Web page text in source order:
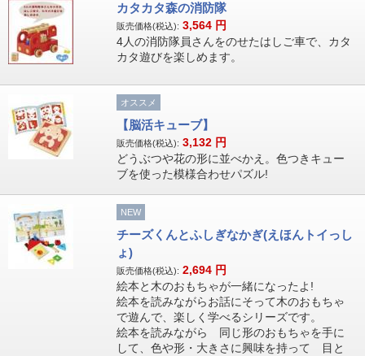
カタカタ森の消防隊
販売価格(税込): 3,564 円
4人の消防隊員さんをのせたはしご車で、カタ
カタ遊びを楽しめます。
オススメ
【脳活キューブ】
販売価格(税込): 3,132 円
どうぶつや花の形に並べかえ。色つきキュー
ブを使った模様合わせパズル!
NEW
チーズくんとふしぎなかぎ(えほんトイっし
ょ)
販売価格(税込): 2,694 円
絵本と木のおもちゃが一緒になったよ!
絵本を読みながらお話にそって木のおもちゃ
で遊んで、楽しく学べるシリーズです。
絵本を読みながら 同じ形のおもちゃを手に
して、色や形・大きさに興味を持って 目と